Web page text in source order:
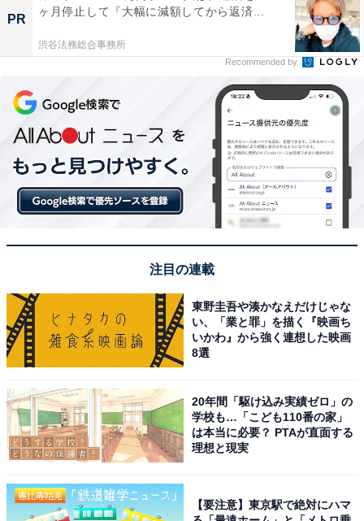
PR
ヶ月停止して『大幅に減額してから返済...
渋谷法務総合事務所
Recommended by
注目の連載
東野圭吾や湊かなえだけじゃな
い、「業と罪」を描く『映画ち
いかわ』から強く連想した映画
8選
20年間「駆け込み実績ゼロ」の
学校も…「こども110番の家」
は本当に必要？ PTAが直面する
理想と現実
【要注意】東京駅で絶対にハマ